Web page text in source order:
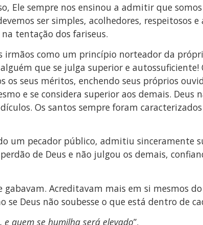
Ele sempre nos ensinou a admitir que
ser simples, acolhedores, respeitosos
tentação dos fariseus.
irmãos como um princípio norteador da
que se julga superior e
seus méritos, enchendo seus próprios
e se considera superior aos demais. Deus
Os santos sempre foram
um pecador público, admitiu sinceramente
de Deus e não julgou os demais,
Acreditavam mais em si mesmos
Deus não soubesse o que está dentro de
quem se humilha será elevado”.